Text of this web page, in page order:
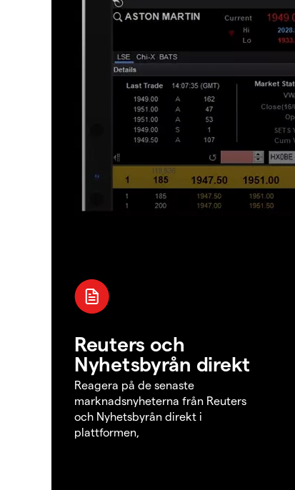
Reuters och
Nyhetsbyrån direkt
Reagera på de senaste
marknadsnyheterna från Reuters
och Nyhetsbyrån direkt i
plattformen,